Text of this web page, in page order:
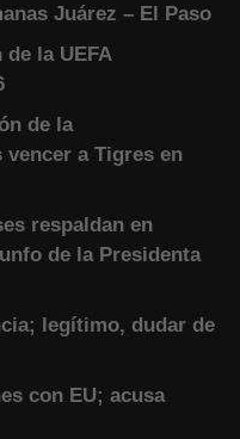
Juárez – El Paso
la UEFA
de la
vencer a Tigres en
respaldan en
de la Presidenta
legítimo, dudar de
con EU; acusa